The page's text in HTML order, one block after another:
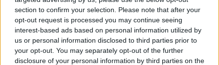
section to confirm your selection. Please note that after your
opt-out request is processed you may continue seeing
interest-based ads based on personal information utilized by
us or personal information disclosed to third parties prior to
your opt-out. You may separately opt-out of the further
disclosure of your personal information by third parties on the
Demais” no Jantar Oficial da BTL 2026